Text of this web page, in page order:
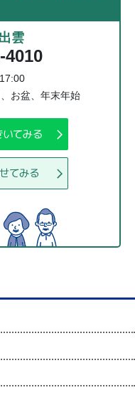
雲
4010
お盆、年末年始